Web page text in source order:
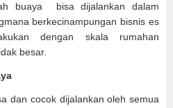
buaya bisa dijalankan dalam
berkecinampungan bisnis es
dengan skala rumahan
besar.
dan cocok dijalankan oleh semua